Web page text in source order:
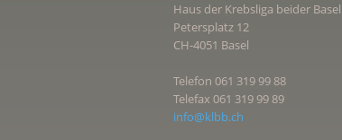
Haus der Krebsliga beider Basel
Petersplatz 12
CH-4051 Basel
Telefon 061 319 99 88
Telefax 061 319 99 89
info@klbb.ch